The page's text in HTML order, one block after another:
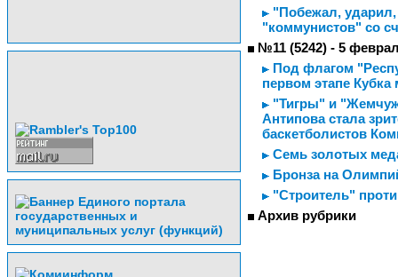
"Побежал,
"коммунистов" со
№11 (5242) - 5
Под флагом
первом этапе
"Тигры" и
Антипова стала
баскетболистов
Семь золотых
Бронза на
"Строитель"
Архив рубрики